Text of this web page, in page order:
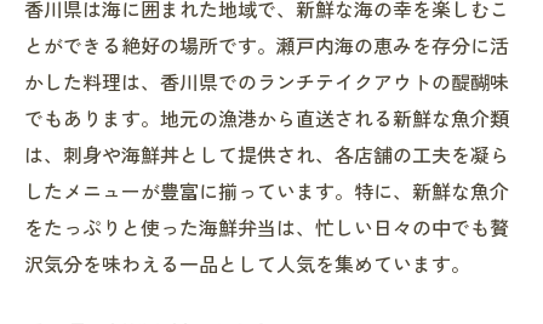
香川県は海に囲まれた地域で、新鮮な海の幸を楽しむこ
とができる絶好の場所です。瀬戸内海の恵みを存分に活
かした料理は、香川県でのランチテイクアウトの醍醐味
でもあります。地元の漁港から直送される新鮮な魚介類
は、刺身や海鮮丼として提供され、各店舗の工夫を凝ら
したメニューが豊富に揃っています。特に、新鮮な魚介
をたっぷりと使った海鮮弁当は、忙しい日々の中でも贅
沢気分を味わえる一品として人気を集めています。